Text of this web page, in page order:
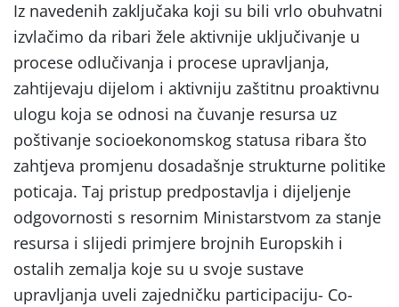
Iz navedenih zaključaka koji su bili vrlo obuhvatni
izvlačimo da ribari žele aktivnije uključivanje u
procese odlučivanja i procese upravljanja,
zahtijevaju dijelom i aktivniju zaštitnu proaktivnu
ulogu koja se odnosi na čuvanje resursa uz
poštivanje socioekonomskog statusa ribara što
zahtjeva promjenu dosadašnje strukturne politike
poticaja. Taj pristup predpostavlja i dijeljenje
odgovornosti s resornim Ministarstvom za stanje
resursa i slijedi primjere brojnih Europskih i
ostalih zemalja koje su u svoje sustave
upravljanja uveli zajedničku participaciju- Co-